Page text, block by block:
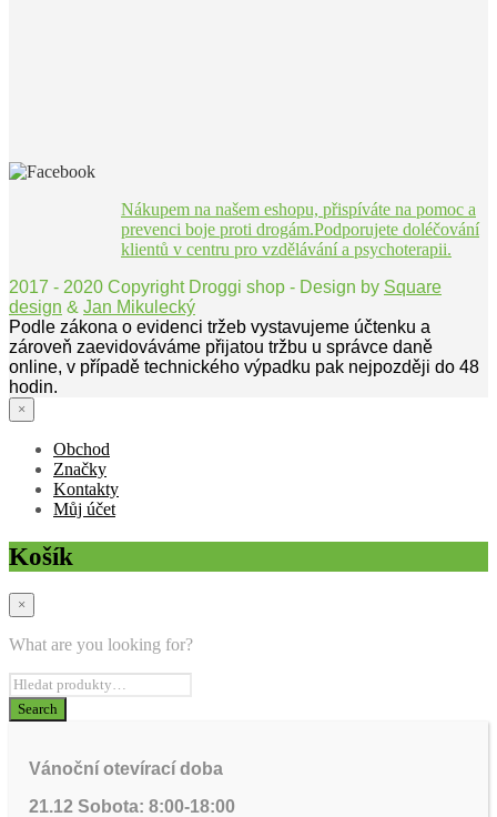
Nákupem na našem eshopu, přispíváte na pomoc a
prevenci boje proti drogám.Podporujete doléčování
klientů v centru pro vzdělávání a psychoterapii.
2017 - 2020 Copyright Droggi shop - Design by Square
design & Jan Mikulecký
Podle zákona o evidenci tržeb vystavujeme účtenku a
zároveň zaevidováváme přijatou tržbu u správce daně
online, v případě technického výpadku pak nejpozději do 48
hodin.
×
Obchod
Značky
Kontakty
Můj účet
Košík
×
What are you looking for?
Vánoční otevírací doba
21.12 Sobota: 8:00-18:00